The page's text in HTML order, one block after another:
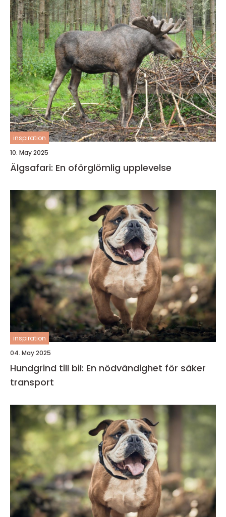
inspiration
10. May 2025
Älgsafari: En oförglömlig upplevelse
inspiration
04. May 2025
Hundgrind till bil: En nödvändighet för säker
transport